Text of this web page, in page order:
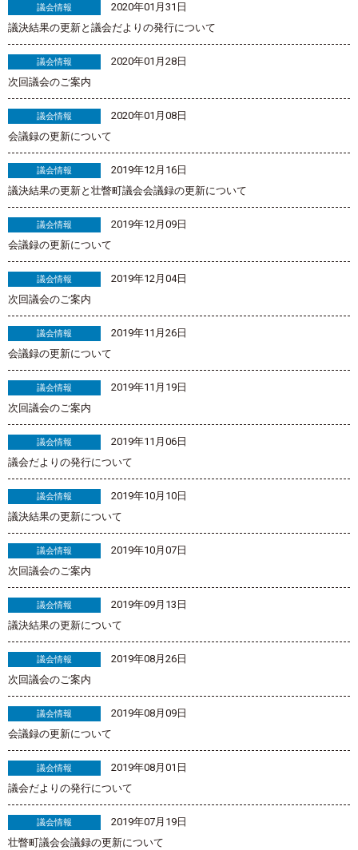
議会情報
2020年01月31日
議決結果の更新と議会だよりの発行について
議会情報
2020年01月28日
次回議会のご案内
議会情報
2020年01月08日
会議録の更新について
議会情報
2019年12月16日
議決結果の更新と壮瞥町議会会議録の更新について
議会情報
2019年12月09日
会議録の更新について
議会情報
2019年12月04日
次回議会のご案内
議会情報
2019年11月26日
会議録の更新について
議会情報
2019年11月19日
次回議会のご案内
議会情報
2019年11月06日
議会だよりの発行について
議会情報
2019年10月10日
議決結果の更新について
議会情報
2019年10月07日
次回議会のご案内
議会情報
2019年09月13日
議決結果の更新について
議会情報
2019年08月26日
次回議会のご案内
議会情報
2019年08月09日
会議録の更新について
議会情報
2019年08月01日
議会だよりの発行について
議会情報
2019年07月19日
壮瞥町議会会議録の更新について